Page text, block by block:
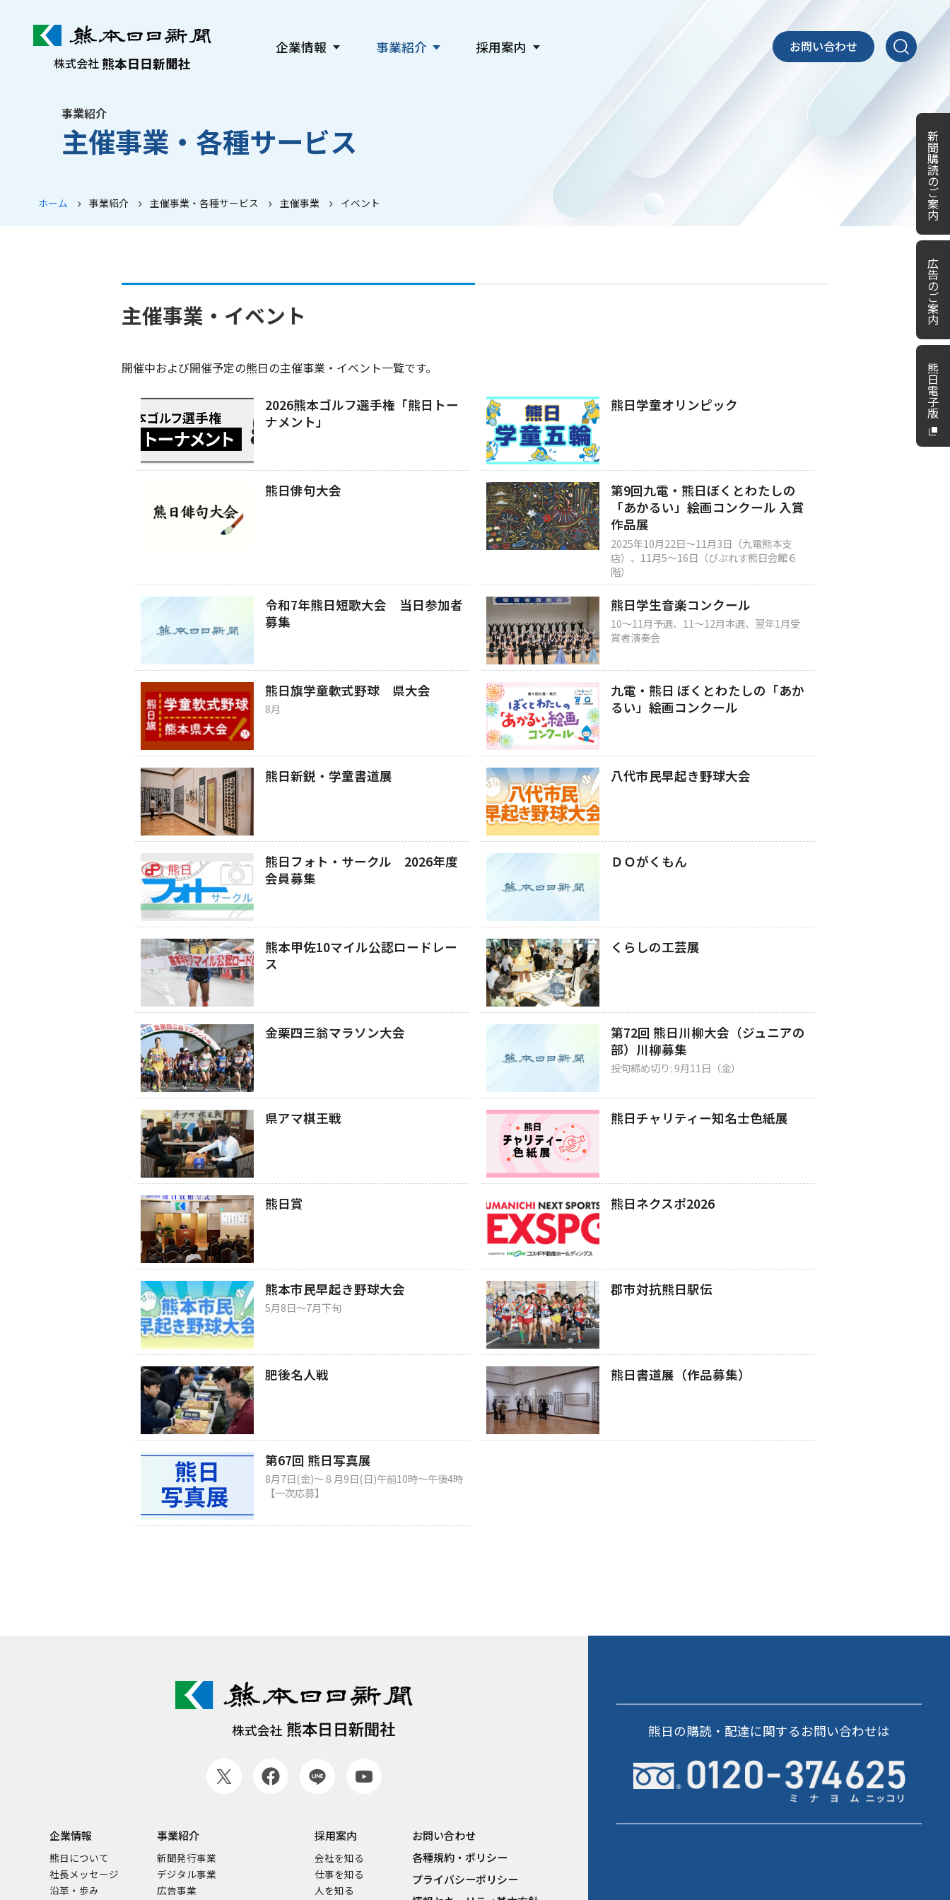
株式会社熊本日日新聞社
企業情報
沿革・歩み
事業紹介
広告事業
採用案内 お問い合わせ
事業紹介
主催事業・各種サービス
ホーム 事業紹介 主催事業・各種サービス 主催事業 イベント
主催事業・イベント
開催中および開催予定の熊日の主催事業・イベント一覧です。
2026熊本ゴルフ選手権「熊日トー
ナメント」
熊日学童オリンピック
熊日俳句大会
第9回九電・熊日ぼくとわたしの
「あかるい」絵画コンクール 入賞
作品展
2025年10月22日～11月3日（九電熊本支
店）、11月5～16日（びぷれす熊日会館６
階）
令和7年熊日短歌大会 当日参加者
募集
熊日学生音楽コンクール
10～11月予選、11～12月本選、翌年1月受
賞者演奏会
熊日旗学童軟式野球 県大会
8月
九電・熊日 ぼくとわたしの「あか
るい」絵画コンクール
熊日新鋭・学童書道展 八代市民早起き野球大会
熊日フォト・サークル 2026年度
会員募集
ＤＯがくもん
熊本甲佐10マイル公認ロードレー
ス
くらしの工芸展
金栗四三翁マラソン大会
第72回 熊日川柳大会（ジュニアの
部）川柳募集
投句締め切り: 9月11日（金）
県アマ棋王戦 熊日チャリティー知名士色紙展
熊日賞 熊日ネクスポ2026
熊本市民早起き野球大会
5月8日～7月下旬
郡市対抗熊日駅伝
肥後名人戦 熊日書道展（作品募集）
第67回 熊日写真展
8月7日(金)～８月9日(日)午前10時～午後4時
【一次応募】
株式会社 熊本日日新聞社
企業情報
熊日について
社長メッセージ
沿革・歩み
事業紹介
新聞発行事業
デジタル事業
広告事業
採用案内
会社を知る
仕事を知る
人を知る
お問い合わせ
各種規約・ポリシー
プライバシーポリシー
熊日の購読・配達に関するお問い合わせは
新
聞
購
読
の
ご
案
内
広
告
の
ご
案
内
熊
日
電
子
版